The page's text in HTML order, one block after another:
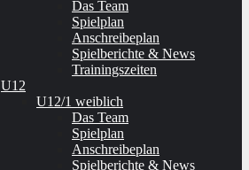
Das Team
Spielplan
Anschreibeplan
Spielberichte & News
Trainingszeiten
U12
U12/1 weiblich
Das Team
Spielplan
Anschreibeplan
Spielberichte & News